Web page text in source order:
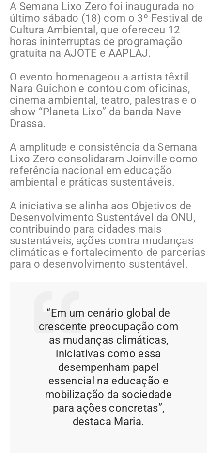
A Semana Lixo Zero foi inaugurada no
último sábado (18) com o 3º Festival de
Cultura Ambiental, que ofereceu 12
horas ininterruptas de programação
gratuita na AJOTE e AAPLAJ.
O evento homenageou a artista têxtil
Nara Guichon e contou com oficinas,
cinema ambiental, teatro, palestras e o
show “Planeta Lixo” da banda Nave
Drassa.
A amplitude e consistência da Semana
Lixo Zero consolidaram Joinville como
referência nacional em educação
ambiental e práticas sustentáveis.
A iniciativa se alinha aos Objetivos de
Desenvolvimento Sustentável da ONU,
contribuindo para cidades mais
sustentáveis, ações contra mudanças
climáticas e fortalecimento de parcerias
para o desenvolvimento sustentável.
“Em um cenário global de
crescente preocupação com
as mudanças climáticas,
iniciativas como essa
desempenham papel
essencial na educação e
mobilização da sociedade
para ações concretas”,
destaca Maria.